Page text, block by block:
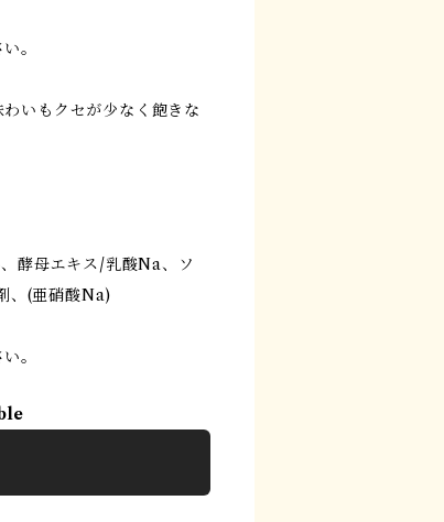
。
いもクセが少なく飽きな
酵母エキス/乳酸Na、ソ
、(亜硝酸Na)
。